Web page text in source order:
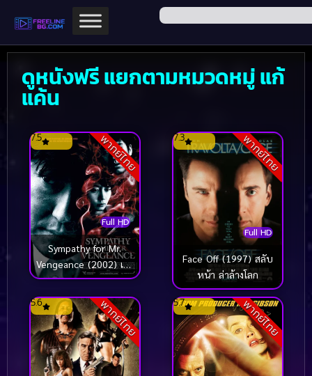
ดูหนังฟรี แยกตามหมวดหมู่ แก้
แค้น
พากย์ไทย
Full HD
7.5
Sympathy for Mr.
Vengeance (2002) เขา
ฆ่าแบบชาติหน้าไม่ต้อง
เกิด
พากย์ไทย
Full HD
7.3
Face Off (1997) สลับ
หน้า ล่าล้างโลก
พากย์ไทย
5.6 พากย์ไทย
5.7